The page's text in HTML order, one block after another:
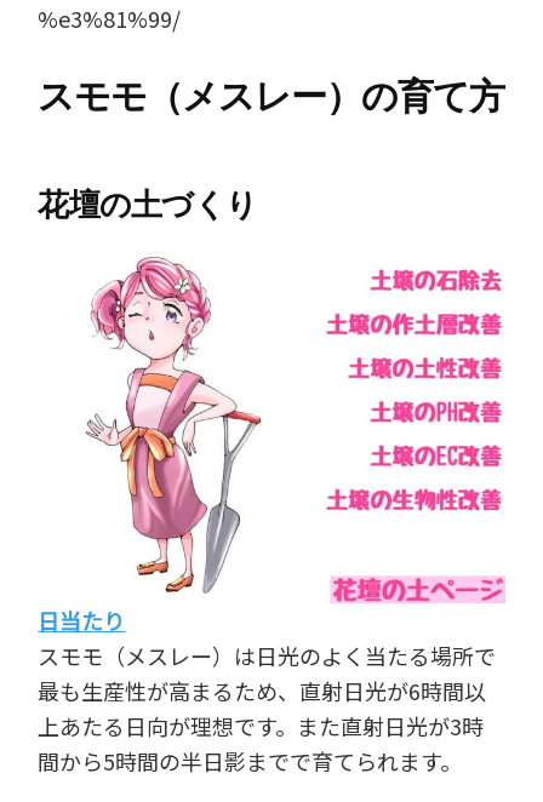
%e3%81%99/
スモモ（メスレー）の育て方
花壇の土づくり
日当たり
スモモ（メスレー）は日光のよく当たる場所で
最も生産性が高まるため、直射日光が6時間以
上あたる日向が理想です。また直射日光が3時
間から5時間の半日影までで育てられます。